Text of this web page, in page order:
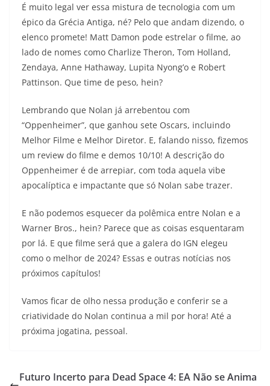
É muito legal ver essa mistura de tecnologia com um
épico da Grécia Antiga, né? Pelo que andam dizendo, o
elenco promete! Matt Damon pode estrelar o filme, ao
lado de nomes como Charlize Theron, Tom Holland,
Zendaya, Anne Hathaway, Lupita Nyong’o e Robert
Pattinson. Que time de peso, hein?
Lembrando que Nolan já arrebentou com
“Oppenheimer”, que ganhou sete Oscars, incluindo
Melhor Filme e Melhor Diretor. E, falando nisso, fizemos
um review do filme e demos 10/10! A descrição do
Oppenheimer é de arrepiar, com toda aquela vibe
apocalíptica e impactante que só Nolan sabe trazer.
E não podemos esquecer da polêmica entre Nolan e a
Warner Bros., hein? Parece que as coisas esquentaram
por lá. E que filme será que a galera do IGN elegeu
como o melhor de 2024? Essas e outras notícias nos
próximos capítulos!
Vamos ficar de olho nessa produção e conferir se a
criatividade do Nolan continua a mil por hora! Até a
próxima jogatina, pessoal.
Futuro Incerto para Dead Space 4: EA Não se Anima